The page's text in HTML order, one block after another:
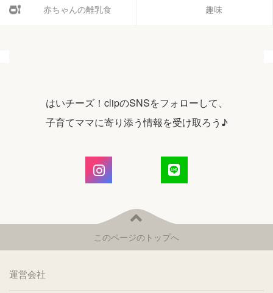
赤ちゃんの離乳食 趣味
はいチーズ！clipのSNSをフォローして、
子育てママに寄り添う情報を受け取ろう♪
このページのトップへ
運営会社